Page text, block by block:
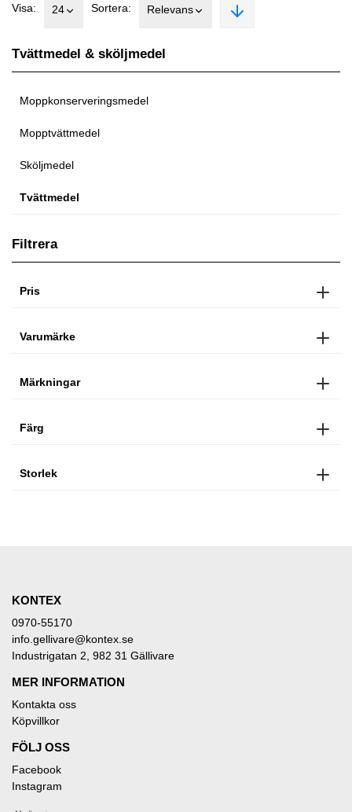
Tvättmedel & sköljmedel
Moppkonserveringsmedel
Mopptvättmedel
Sköljmedel
Tvättmedel
Filtrera
Pris
Varumärke
Märkningar
Färg
Storlek
Visa: 24 Sortera: Relevans
KONTEX
0970-55170
info.gellivare@kontex.se
Industrigatan 2, 982 31 Gällivare
MER INFORMATION
Kontakta oss
Köpvillkor
FÖLJ OSS
Facebook
Instagram